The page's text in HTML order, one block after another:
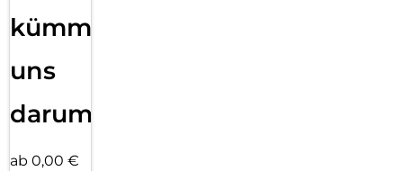
kümmern
uns
darum!
ab 0,00 €